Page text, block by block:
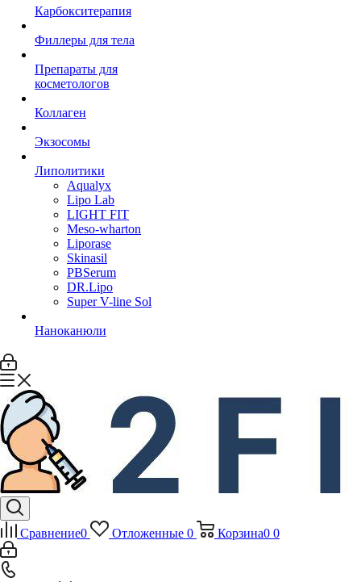
Карбокситерапия
Филлеры для тела
Препараты для
косметологов
Коллаген
Экзосомы
Липолитики
Aqualyx
Lipo Lab
LIGHT FIT
Meso-wharton
Liporase
Skinasil
PBSerum
DR.Lipo
Super V-line Sol
Наноканюли
Сравнение0 Отложенные 0 Корзина0 0